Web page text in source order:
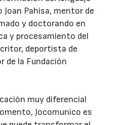
Joan Pahisa, mentor de
y doctorando en
y procesamiento del
deportista de
de la Fundación
muy diferencial
Jocomunico es